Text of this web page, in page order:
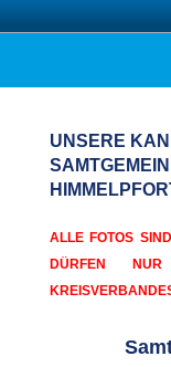
Zum
Inhalt AFD
UNSERE
ALLE FOTOS
DÜRFEN